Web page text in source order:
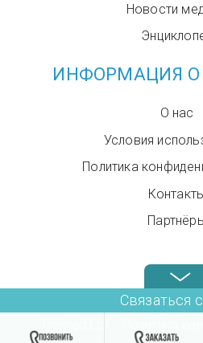
Новости
ИНФОРМАЦИЯ
О нас
Условия
Политика
Звоните нам в любое
Связаться